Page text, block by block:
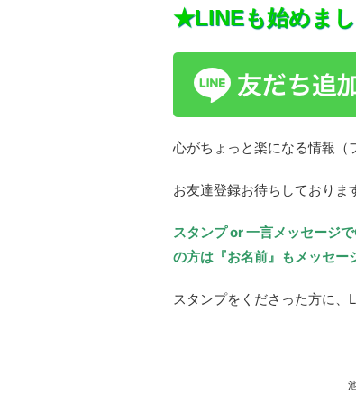
★LINEも始めま
心がちょっと楽になる情報（
お友達登録お待ちしておりま
スタンプ or 一言メッセージ
の方は『お名前』もメッセー
スタンプをくださった方に、